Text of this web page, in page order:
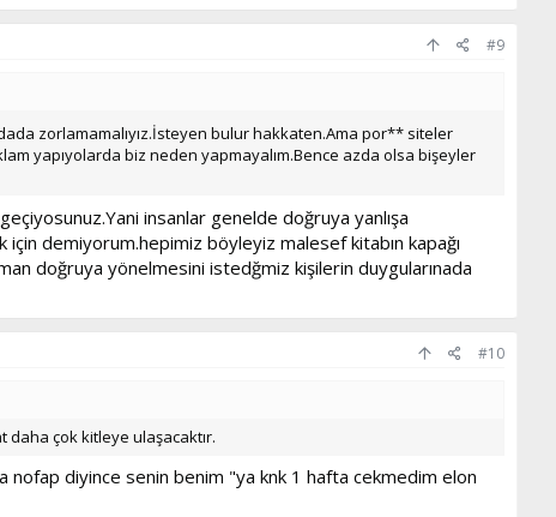
#9
zorlamamalıyız.İsteyen bulur hakkaten.Ama por** siteler
yapıyolarda biz neden yapmayalım.Bence azda olsa bişeyler
insanlar genelde doğruya yanlışa
demiyorum.hepimiz böyleyiz malesef kitabın kapağı
doğruya yönelmesini istedğmiz kişilerin duygularınada
#10
daha çok kitleye ulaşacaktır.
nofap diyince senin benim "ya knk 1 hafta cekmedim elon